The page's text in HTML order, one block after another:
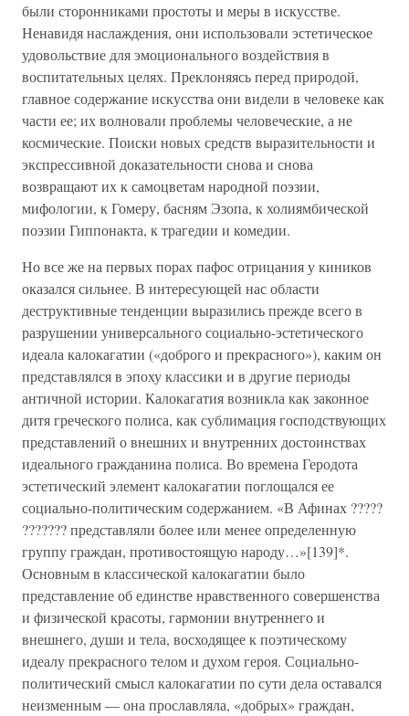
были сторонниками простоты и меры в искусстве.
Ненавидя наслаждения, они использовали эстетическое
удовольствие для эмоционального воздействия в
воспитательных целях. Преклоняясь перед природой,
главное содержание искусства они видели в человеке как
части ее; их волновали проблемы человеческие, а не
космические. Поиски новых средств выразительности и
экспрессивной доказательности снова и снова
возвращают их к самоцветам народной поэзии,
мифологии, к Гомеру, басням Эзопа, к холиямбической
поэзии Гиппонакта, к трагедии и комедии.
Но все же на первых порах пафос отрицания у киников
оказался сильнее. В интересующей нас области
деструктивные тенденции выразились прежде всего в
разрушении универсального социально-эстетического
идеала калокагатии («доброго и прекрасного»), каким он
представлялся в эпоху классики и в другие периоды
античной истории. Калокагатия возникла как законное
дитя греческого полиса, как сублимация господствующих
представлений о внешних и внутренних достоинствах
идеального гражданина полиса. Во времена Геродота
эстетический элемент калокагатии поглощался ее
социально-политическим содержанием. «В Афинах ?????
??????? представляли более или менее определенную
группу граждан, противостоящую народу…»[139]*.
Основным в классической калокагатии было
представление об единстве нравственного совершенства
и физической красоты, гармонии внутреннего и
внешнего, души и тела, восходящее к поэтическому
идеалу прекрасного телом и духом героя. Социально-
политический смысл калокагатии по сути дела оставался
неизменным — она прославляла, «добрых» граждан,